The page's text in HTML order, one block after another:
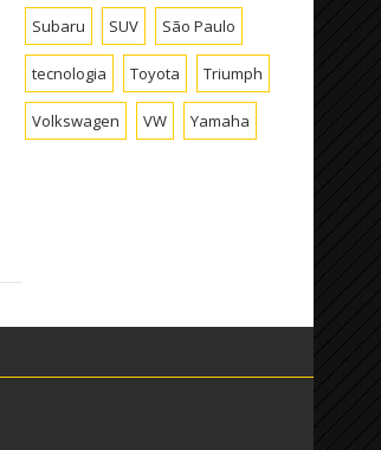
Subaru SUV São Paulo
tecnologia Toyota Triumph
Volkswagen VW Yamaha